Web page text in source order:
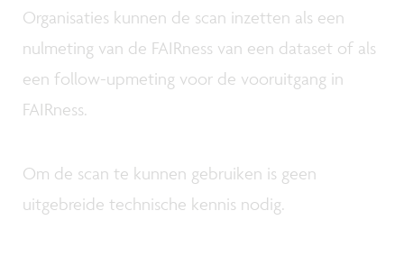
Organisaties kunnen de scan inzetten als een
nulmeting van de FAIRness van een dataset of als
een follow-upmeting voor de vooruitgang in
FAIRness.
Om de scan te kunnen gebruiken is geen
uitgebreide technische kennis nodig.